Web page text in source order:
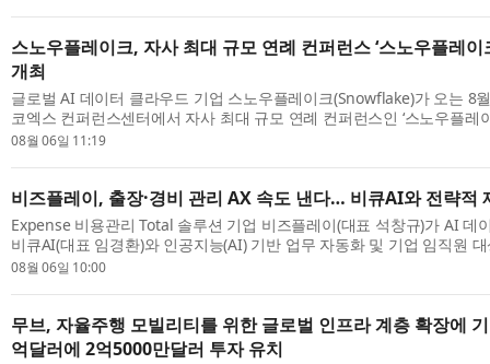
스노우플레이크, 자사 최대 규모 연례 컨퍼런스 ‘스노우플레이
개최
글로벌 AI 데이터 클라우드 기업 스노우플레이크(Snowflake)가 오는 8
코엑스 컨퍼런스센터에서 자사 최대 규모 연례 컨퍼런스인 ‘스노우플레
(Snowflake World Tour) 서울’을 개최한다. ‘...
08월 06일 11:19
비즈플레이, 출장·경비 관리 AX 속도 낸다… 비큐AI와 전략적
Expense 비용관리 Total 솔루션 기업 비즈플레이(대표 석창규)가 AI 데
비큐AI(대표 임경환)와 인공지능(AI) 기반 업무 자동화 및 기업 임직원
화를 위한 전략적 업무협약을 체결...
08월 06일 10:00
무브, 자율주행 모빌리티를 위한 글로벌 인프라 계층 확장에
억달러에 2억5000만달러 투자 유치